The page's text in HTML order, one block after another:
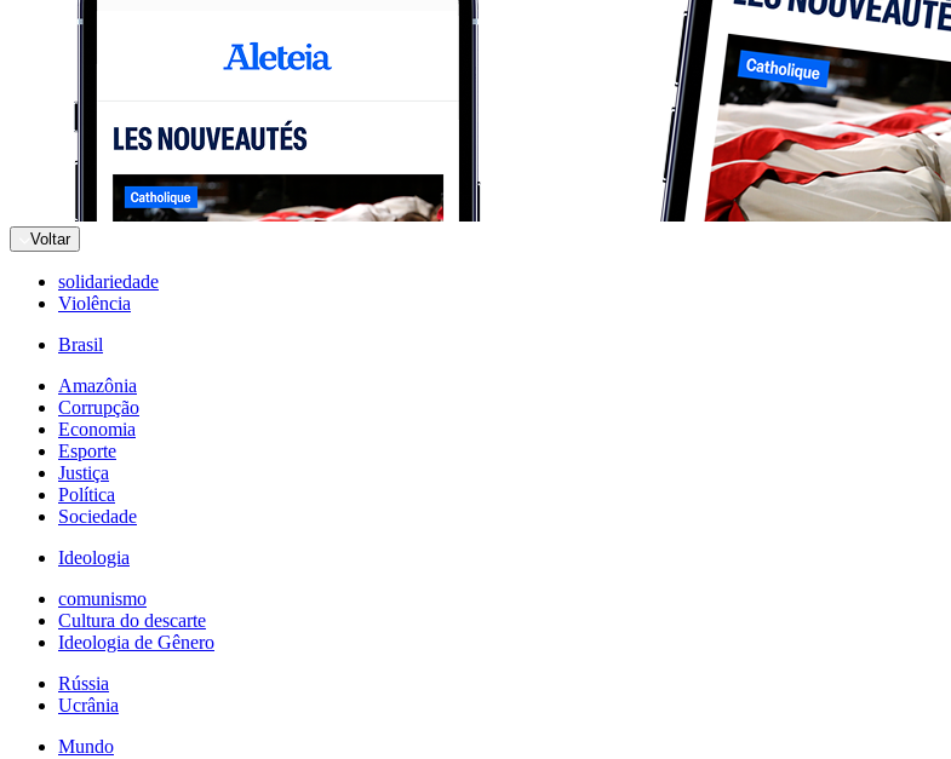
Voltar
solidariedade
Violência
Brasil
Amazônia
Corrupção
Economia
Esporte
Justiça
Política
Sociedade
Ideologia
comunismo
Cultura do descarte
Ideologia de Gênero
Rússia
Ucrânia
Mundo